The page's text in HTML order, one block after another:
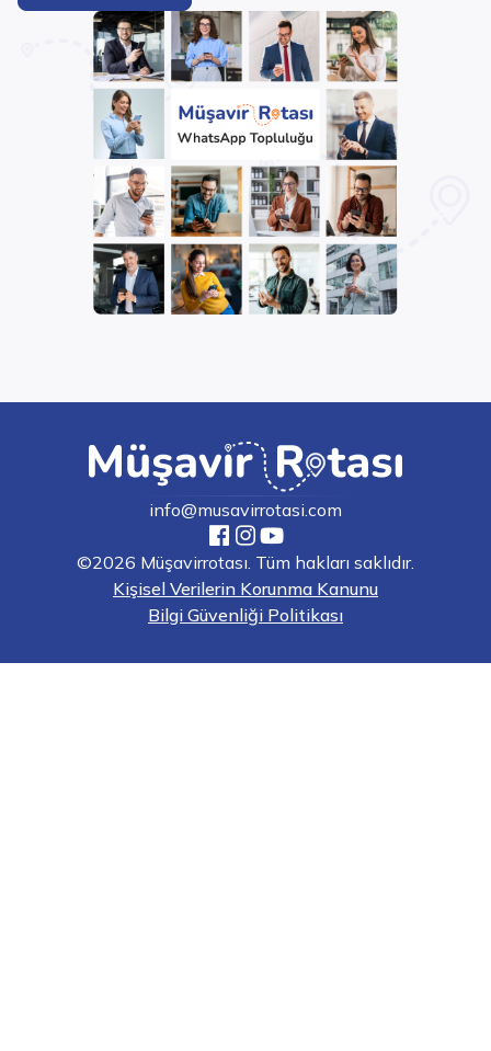
info@musavirrotasi.com
©2026 Müşavirrotası. Tüm hakları saklıdır.
Kişisel Verilerin Korunma Kanunu
Bilgi Güvenliği Politikası